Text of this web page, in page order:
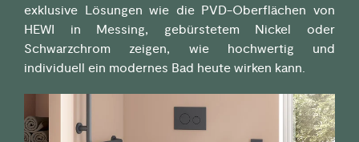
exklusive Lösungen wie die PVD-Oberflächen von
HEWI in Messing, gebürstetem Nickel oder
Schwarzchrom zeigen, wie hochwertig und
individuell ein modernes Bad heute wirken kann.